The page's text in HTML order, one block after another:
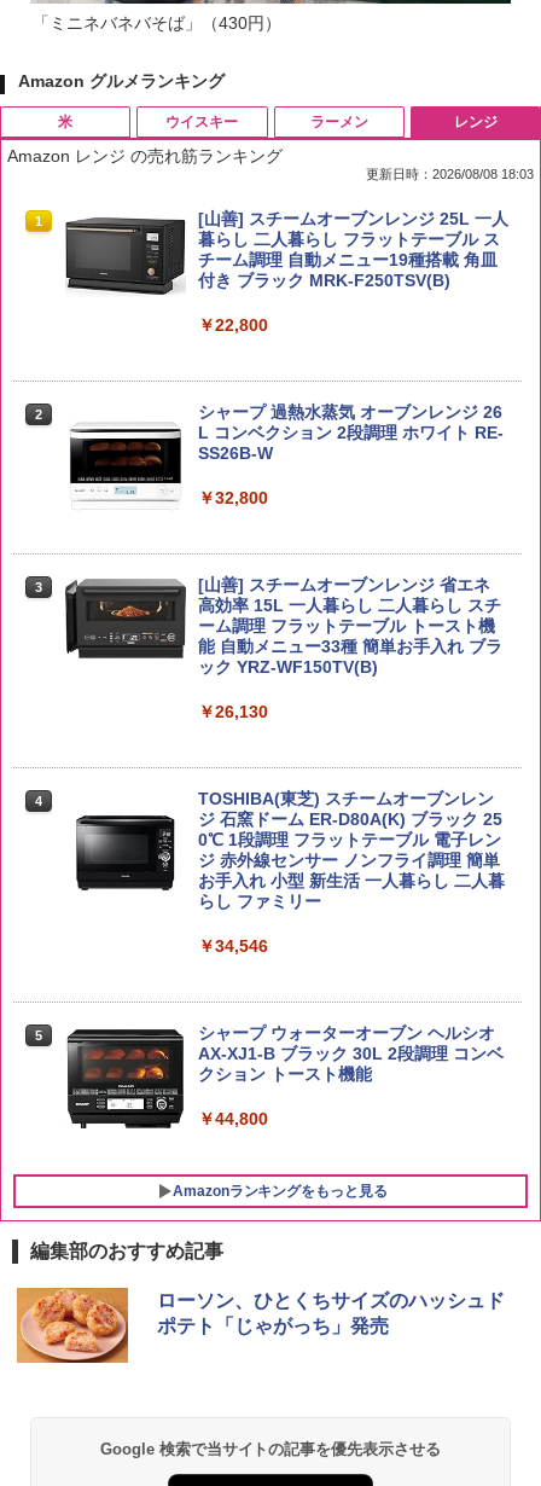
「ミニネバネバそば」（430円）
Amazon グルメランキング
米
1 by Amazon 国産ブレンド米 精米 5kg
￥2,650
kg 業務用 お米マイスターブレンド
￥2,680
野沢農産 無洗米 青い流るる コシヒカリ
5kg 長野県産 令和7年産
￥3,980
￥3,396
新潟ケンベイ【精米】新潟県産にじのき
ウイスキー
1
ブラックニッカ ニッカ Nikka ウィスキ
ー4000ml ブラックニッカクリア ウヰス
キー 【日本 アサヒ ウィスキー】 大容量
お得 4リットル
￥4,358
2
角瓶 2700ml サントリー ウイスキー ハ
イボール 大容量
3
角ハイボール 350ml×24本 サントリー ウ
イスキー ハイボール 缶
￥4,927
容量 4リットル
￥4,274
白州 Story of the Distillery 2026 化粧箱
￥19,860
ラーメン
1
チキンラーメン どんぶり 85g×12個 日清
食品 インスタント カップ麺
￥1,939
麺 小腹 インスタント アウトドアにも ロ
ーリングストック 大人買い おやつカン
パニー
￥1,288
3
国分 tabete だし麺 千葉県産はまぐりだ
し 塩らーめん 108g×10袋 保存食 備蓄
￥2,323
らに塩分控えめ 78g×12個
￥3,248
ょうゆ 高たんぱく&低糖質 さらに塩分控
レンジ
Amazon レンジ の売れ筋ランキング
更新日時：2026/08/08 18:03
1
[山善] スチームオーブンレンジ 25L 一人
暮らし 二人暮らし フラットテーブル ス
チーム調理 自動メニュー19種搭載 角皿
付き ブラック MRK-F250TSV(B)
￥22,800
2
シャープ 過熱水蒸気 オーブンレンジ 26
L コンベクション 2段調理 ホワイト RE-
SS26B-W
￥32,800
3
[山善] スチームオーブンレンジ 省エネ
高効率 15L 一人暮らし 二人暮らし スチ
ーム調理 フラットテーブル トースト機
能 自動メニュー33種 簡単お手入れ ブラ
ック YRZ-WF150TV(B)
￥26,130
4
TOSHIBA(東芝) スチームオーブンレン
ジ 石窯ドーム ER-D80A(K) ブラック 25
0℃ 1段調理 フラットテーブル 電子レン
ジ 赤外線センサー ノンフライ調理 簡単
お手入れ 小型 新生活 一人暮らし 二人暮
らし ファミリー
￥34,546
5
シャープ ウォーターオーブン ヘルシオ
AX-XJ1-B ブラック 30L 2段調理 コンベ
クション トースト機能
￥44,800
Amazonランキングをもっと見る
編集部のおすすめ記事
ローソン、ひとくちサイズのハッシュド
ポテト「じゃがっち」発売
Google 検索で当サイトの記事を優先表示させる